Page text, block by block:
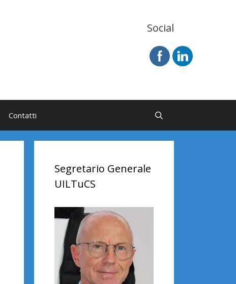
Social
Contatti
Segretario Generale
UILTuCS